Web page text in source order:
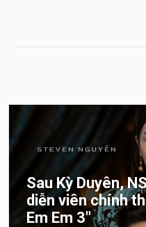
Sau Kỳ Duyên,
diễn viên chính
Em Em 3″